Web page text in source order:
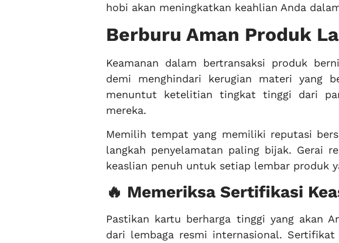
hobi akan meningkatkan keahlian Anda
Berburu Aman Produk
Keamanan dalam bertransaksi produk
demi menghindari kerugian materi yang
menuntut ketelitian tingkat tinggi dari
mereka.
Memilih tempat yang memiliki reputasi
langkah penyelamatan paling bijak. Gerai
keaslian penuh untuk setiap lembar produk
🔥 Memeriksa Sertifikasi
Pastikan kartu berharga tinggi yang akan
dari lembaga resmi internasional.